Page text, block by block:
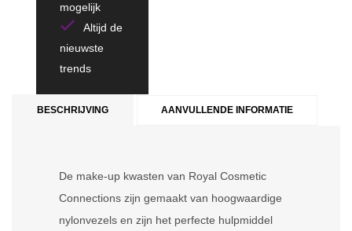
mogelijk
Altijd de
nieuwste
trends
BESCHRIJVING AANVULLENDE INFORMATIE
De make-up kwasten van Royal Cosmetic
Connections zijn gemaakt van hoogwaardige
nylonvezels en zijn het perfecte hulpmiddel